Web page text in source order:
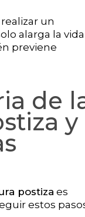
un
alarga la vida
previene
de
y
postiza es
estos